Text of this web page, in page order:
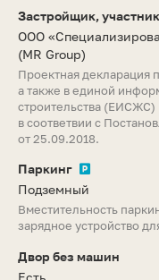
Застройщик,
ООО
(MR Group)
Проектная декларация
а также в единой
строительства (ЕИСЖС)
в соответвии с
от 25.09.2018.
Паркинг
Подземный
Вместительность
зарядное устройство
Двор без машин
Есть